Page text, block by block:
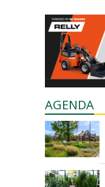
AGENDA